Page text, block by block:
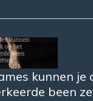
kunnen je
been